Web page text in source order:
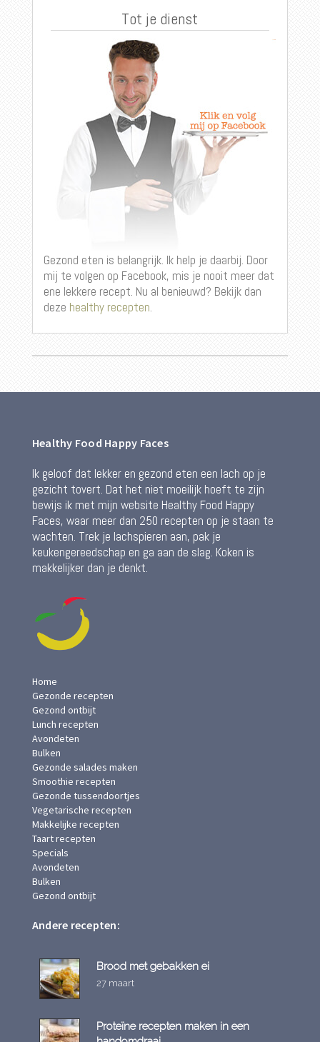
Tot je dienst
Gezond eten is belangrijk. Ik help je daarbij. Door
mij te volgen op Facebook, mis je nooit meer dat
ene lekkere recept. Nu al benieuwd? Bekijk dan
deze healthy recepten.
Healthy Food Happy Faces
Ik geloof dat lekker en gezond eten een lach op je
gezicht tovert. Dat het niet moeilijk hoeft te zijn
bewijs ik met mijn website Healthy Food Happy
Faces, waar meer dan 250 recepten op je staan te
wachten. Trek je lachspieren aan, pak je
keukengereedschap en ga aan de slag. Koken is
makkelijker dan je denkt.
Home
Gezonde recepten
Gezond ontbijt
Lunch recepten
Avondeten
Bulken
Gezonde salades maken
Smoothie recepten
Gezonde tussendoortjes
Vegetarische recepten
Makkelijke recepten
Taart recepten
Specials
Avondeten
Bulken
Gezond ontbijt
Andere recepten:
Brood met gebakken ei
27 maart
Proteïne recepten maken in een